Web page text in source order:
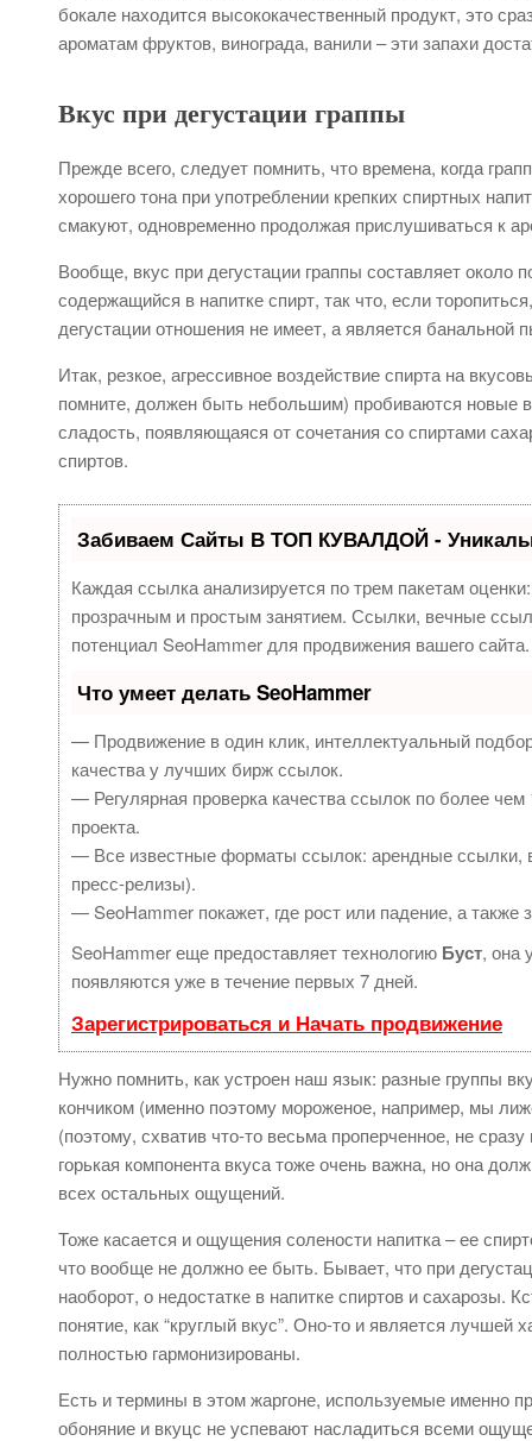
бокале находится высококачественный продукт, это
ароматам фруктов, винограда, ванили – эти запахи
Вкус при дегустации граппы
Прежде всего, следует помнить, что времена, когда
хорошего тона при употреблении крепких спиртных
смакуют, одновременно продолжая прислушиваться к
Вообще, вкус при дегустации граппы составляет
содержащийся в напитке спирт, так что, если
дегустации отношения не имеет, а является
Итак, резкое, агрессивное воздействие спирта на
помните, должен быть небольшим) пробиваются новые
сладость, появляющаяся от сочетания со спиртами
спиртов.
Забиваем Сайты В ТОП КУВАЛДОЙ -
Каждая ссылка анализируется по трем пакетам
прозрачным и простым занятием. Ссылки, вечные
потенциал SeoHammer для продвижения вашего сайта.
Что умеет делать SeoHammer
— Продвижение в один клик, интеллектуальный
качества у лучших бирж ссылок.
— Регулярная проверка качества ссылок по более
проекта.
— Все известные форматы ссылок: арендные ссылки,
пресс-релизы).
— SeoHammer покажет, где рост или падение, а также
SeoHammer еще предоставляет технологию Буст, она
появляются уже в течение первых 7 дней.
Зарегистрироваться и Начать продвижение
Нужно помнить, как устроен наш язык: разные группы
кончиком (именно поэтому мороженое, например, мы
(поэтому, схватив что-то весьма проперченное, не
горькая компонента вкуса тоже очень важна, но она
всех остальных ощущений.
Тоже касается и ощущения солености напитка – ее
что вообще не должно ее быть. Бывает, что при
наоборот, о недостатке в напитке спиртов и сахарозы.
понятие, как “круглый вкус”. Оно-то и является
полностью гармонизированы.
Есть и термины в этом жаргоне, используемые именно
обоняние и вкуцс не успевают насладиться всеми